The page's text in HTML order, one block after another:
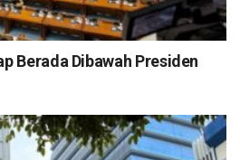
Berada Dibawah Presiden